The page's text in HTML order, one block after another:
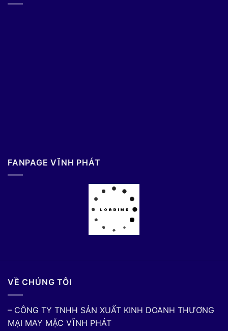
FANPAGE VĨNH PHÁT
VỀ CHÚNG TÔI
– CÔNG TY TNHH SẢN XUẤT KINH DOANH THƯƠNG
MẠI MAY MẶC VĨNH PHÁT